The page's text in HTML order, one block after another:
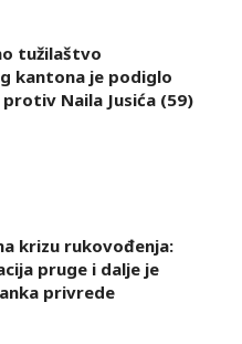
tužilaštvo
kantona je podiglo
Naila Jusića (59)
krizu rukovođenja:
pruge i dalje je
privrede